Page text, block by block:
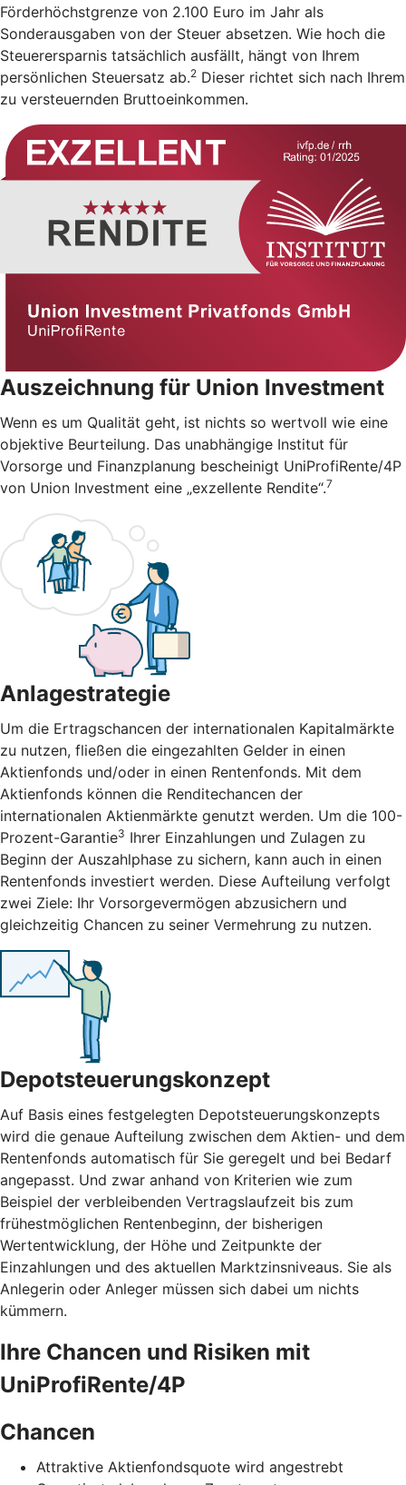
Förderhöchstgrenze von 2.100 Euro im Jahr als
Sonderausgaben von der Steuer absetzen. Wie hoch die
Steuerersparnis tatsächlich ausfällt, hängt von Ihrem
persönlichen Steuersatz ab.2 Dieser richtet sich nach Ihrem
zu versteuernden Bruttoeinkommen.
Auszeichnung für Union Investment
Wenn es um Qualität geht, ist nichts so wertvoll wie eine
objektive Beurteilung. Das unabhängige Institut für
Vorsorge und Finanzplanung bescheinigt UniProfiRente/4P
von Union Investment eine „exzellente Rendite“.7
Anlagestrategie
Um die Ertragschancen der internationalen Kapitalmärkte
zu nutzen, fließen die eingezahlten Gelder in einen
Aktienfonds und/oder in einen Rentenfonds. Mit dem
Aktienfonds können die Renditechancen der
internationalen Aktienmärkte genutzt werden. Um die 100-
Prozent-Garantie3 Ihrer Einzahlungen und Zulagen zu
Beginn der Auszahlphase zu sichern, kann auch in einen
Rentenfonds investiert werden. Diese Aufteilung verfolgt
zwei Ziele: Ihr Vorsorgevermögen abzusichern und
gleichzeitig Chancen zu seiner Vermehrung zu nutzen.
Depotsteuerungskonzept
Auf Basis eines festgelegten Depotsteuerungskonzepts
wird die genaue Aufteilung zwischen dem Aktien- und dem
Rentenfonds automatisch für Sie geregelt und bei Bedarf
angepasst. Und zwar anhand von Kriterien wie zum
Beispiel der verbleibenden Vertragslaufzeit bis zum
frühestmöglichen Rentenbeginn, der bisherigen
Wertentwicklung, der Höhe und Zeitpunkte der
Einzahlungen und des aktuellen Marktzinsniveaus. Sie als
Anlegerin oder Anleger müssen sich dabei um nichts
kümmern.
Ihre Chancen und Risiken mit
UniProfiRente/4P
Chancen
Attraktive Aktienfondsquote wird angestrebt